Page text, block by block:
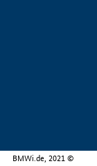
BMWi.de, 2021 ©